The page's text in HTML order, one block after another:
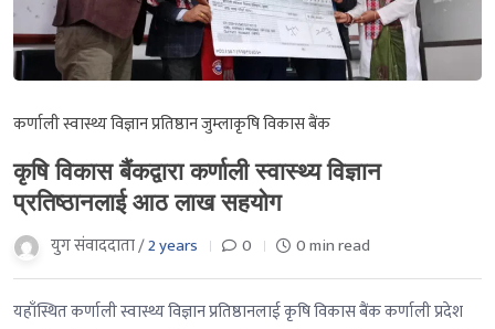
कर्णाली स्वास्थ्य विज्ञान प्रतिष्ठान जुम्लाकृषि विकास बैंक
कृषि विकास बैंकद्वारा कर्णाली स्वास्थ्य विज्ञान
प्रतिष्ठानलाई आठ लाख सहयोग
युग संवाददाता /2 years 0 0 min read
यहाँस्थित कर्णाली स्वास्थ्य विज्ञान प्रतिष्ठानलाई कृषि विकास बैंक कर्णाली प्रदेश